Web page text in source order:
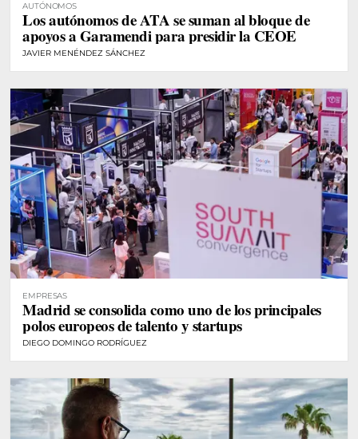
AUTÓNOMOS
Los autónomos de ATA se suman al bloque de
apoyos a Garamendi para presidir la CEOE
JAVIER MENÉNDEZ SÁNCHEZ
EMPRESAS
Madrid se consolida como uno de los principales
polos europeos de talento y startups
DIEGO DOMINGO RODRÍGUEZ